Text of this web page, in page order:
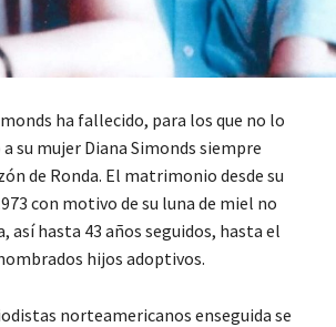
ha fallecido, para los que no lo
su mujer Diana Simonds siempre
de Ronda. El matrimonio desde su
con motivo de su luna de miel no
así hasta 43 años seguidos, hasta el
hijos adoptivos.
norteamericanos enseguida se